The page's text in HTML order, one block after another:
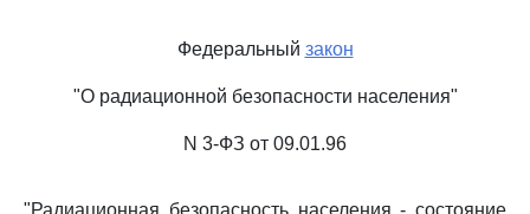
Федеральный закон
"О радиационной безопасности населения"
N 3-ФЗ от 09.01.96
"Радиационная безопасность населения - состояние